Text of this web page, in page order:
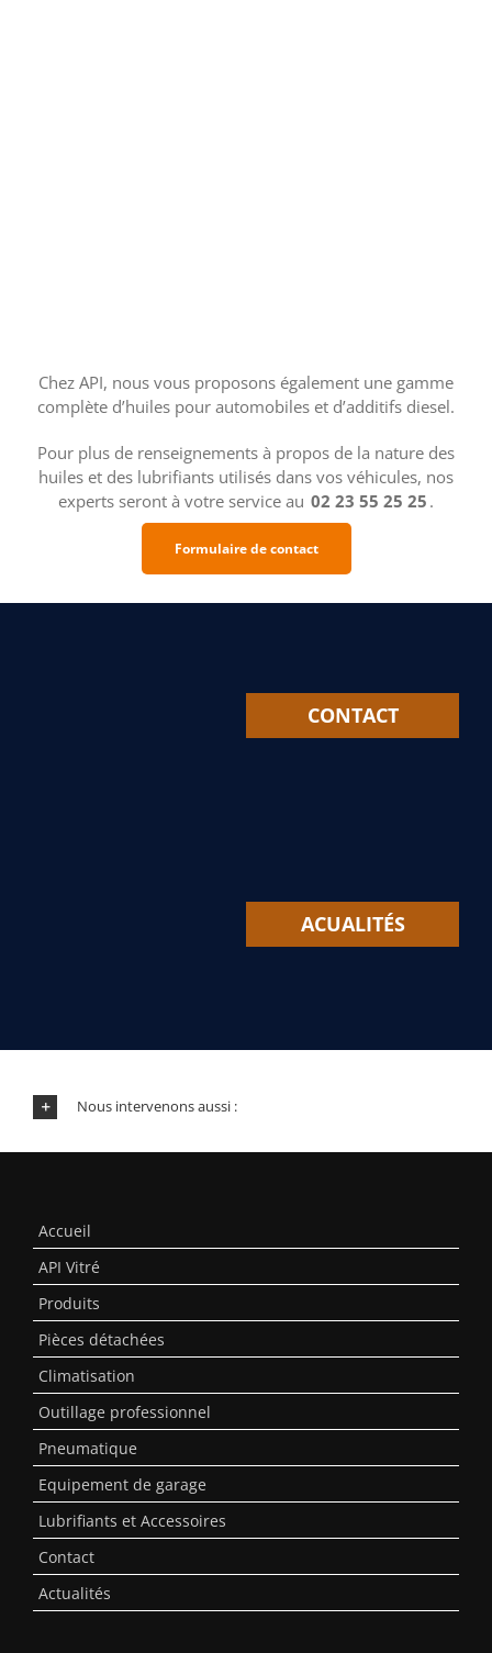
Chez API, nous vous proposons également une gamme
complète d’huiles pour automobiles et d’additifs diesel.
Pour plus de renseignements à propos de la nature des
huiles et des lubrifiants utilisés dans vos véhicules, nos
experts seront à votre service au 02 23 55 25 25 .
Formulaire de contact
CONTACT
ACUALITÉS
Nous intervenons aussi :
Accueil
API Vitré
Produits
Pièces détachées
Climatisation
Outillage professionnel
Pneumatique
Equipement de garage
Lubrifiants et Accessoires
Contact
Actualités